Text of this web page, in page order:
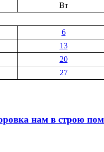
Вт
6
13
20
27
нам в строю